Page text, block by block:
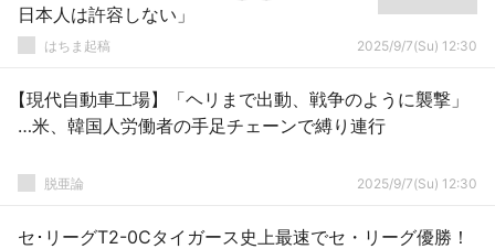
日本人は許容しない」
はちま起稿 2025/9/7(Su) 12:30
【現代自動車工場】「ヘリまで出動、戦争のように襲撃」
…米、韓国人労働者の手足チェーンで縛り連行
脱亜論 2025/9/7(Su) 12:30
セ･リーグT2-0Cタイガース史上最速でセ・リーグ優勝！